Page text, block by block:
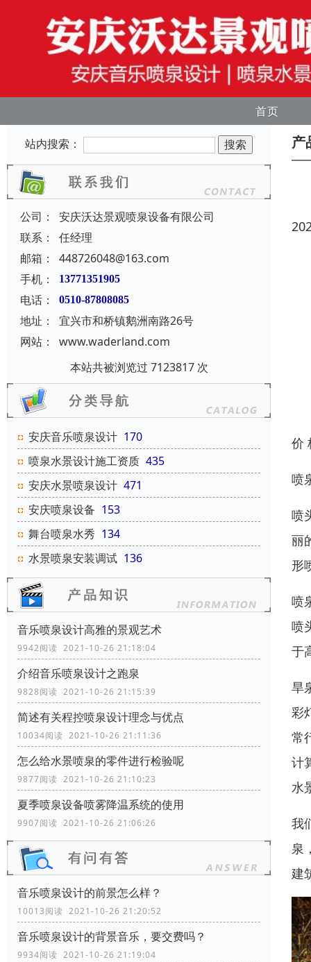
首页
站内搜索：
公司：
安庆沃达景观喷泉设备有限公司
联系：
任经理
邮箱：
448726048@163.com
手机：
13771351905
电话： 0510-87808085
地址：
宜兴市和桥镇鹅洲南路26号
网站：
www.waderland.com
本站共被浏览过 7123817 次
安庆音乐喷泉设计 170
喷泉水景设计施工资质 435
安庆水景喷泉设计 471
安庆喷泉设备 153
舞台喷泉水秀 134
水景喷泉安装调试 136
音乐喷泉设计高雅的景观艺术
9942阅读 2021-10-26 21:18:04
介绍音乐喷泉设计之跑泉
9828阅读 2021-10-26 21:15:39
简述有关程控喷泉设计理念与优点
10034阅读 2021-10-26 21:11:36
怎么给水景喷泉的零件进行检验呢
9877阅读 2021-10-26 21:10:23
夏季喷泉设备喷雾降温系统的使用
9907阅读 2021-10-26 21:06:26
音乐喷泉设计的前景怎么样？
10013阅读 2021-10-26 21:20:52
音乐喷泉设计的背景音乐，要交费吗？
9934阅读 2021-10-26 21:19:04
产
价
喷
喷
丽
形
喷
喷
于
旱
彩
常
计
水
我
泉
建